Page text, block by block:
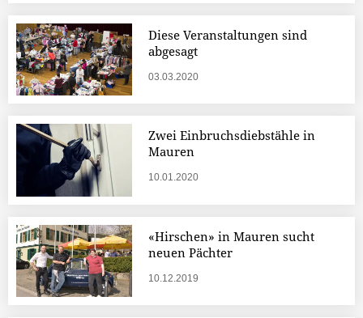
Diese Veranstaltungen sind
abgesagt
03.03.2020
Zwei Einbruchsdiebstähle in
Mauren
10.01.2020
«Hirschen» in Mauren sucht
neuen Pächter
10.12.2019